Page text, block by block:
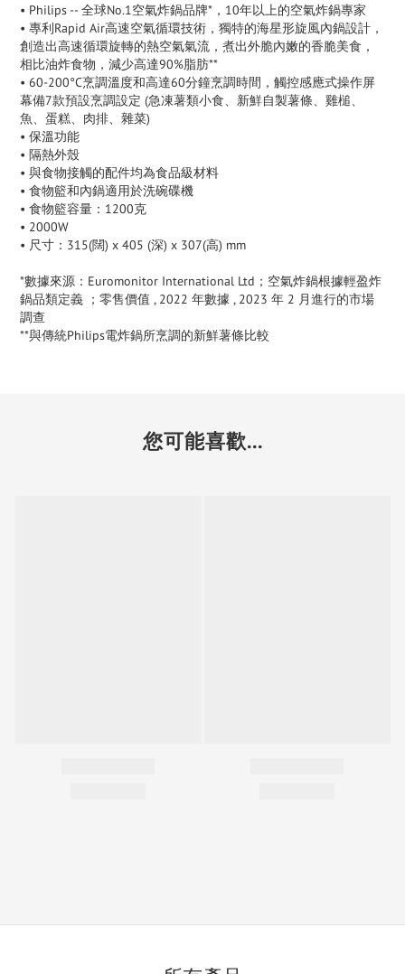
• Philips -- 全球No.1空氣炸鍋品牌*，10年以上的空氣炸鍋專家
• 專利Rapid Air高速空氣循環技術，獨特的海星形旋風內鍋設計，
創造出高速循環旋轉的熱空氣氣流，煮出外脆內嫩的香脆美食，
相比油炸食物，減少高達90%脂肪**
• 60-200°C烹調溫度和高達60分鐘烹調時間，觸控感應式操作屏
幕備7款預設烹調設定 (急凍薯類小食、新鮮自製薯條、雞槌、
魚、蛋糕、肉排、雜菜)
• 保溫功能
• 隔熱外殼
• 與食物接觸的配件均為食品級材料
• 食物籃和內鍋適用於洗碗碟機
• 食物籃容量：1200克
• 2000W
• 尺寸：315(闊) x 405 (深) x 307(高) mm
*數據來源：Euromonitor International Ltd；空氣炸鍋根據輕盈炸
鍋品類定義 ；零售價值 , 2022 年數據 , 2023 年 2 月進行的市場
調查
**與傳統Philips電炸鍋所烹調的新鮮薯條比較
您可能喜歡...